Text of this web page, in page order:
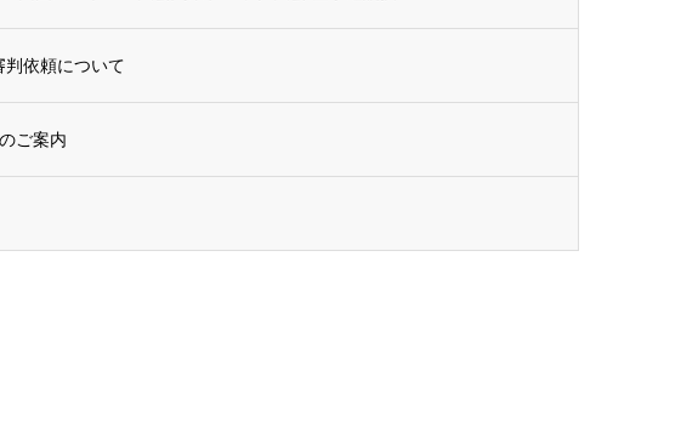
依頼について
ご案内